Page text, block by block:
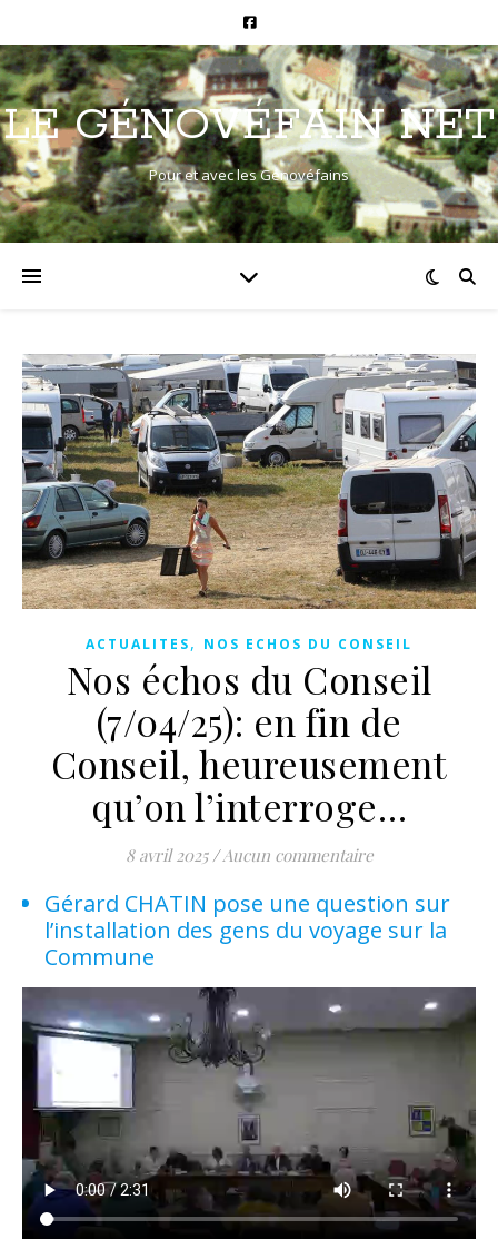
LE GÉNOVÉFAIN NET
Pour et avec les Génovéfains
ACTUALITES, NOS ECHOS DU CONSEIL
Nos échos du Conseil
(7/04/25): en fin de
Conseil, heureusement
qu’on l’interroge…
8 avril 2025 /Aucun commentaire
Gérard CHATIN pose une question sur
l’installation des gens du voyage sur la
Commune